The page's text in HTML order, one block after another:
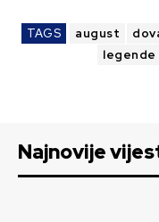
TAGS august
legende
Najnovije